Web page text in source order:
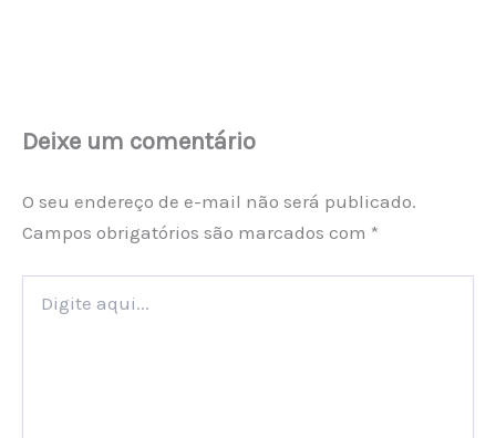
Deixe um comentário
O seu endereço de e-mail não será publicado.
Campos obrigatórios são marcados com *
aqui...